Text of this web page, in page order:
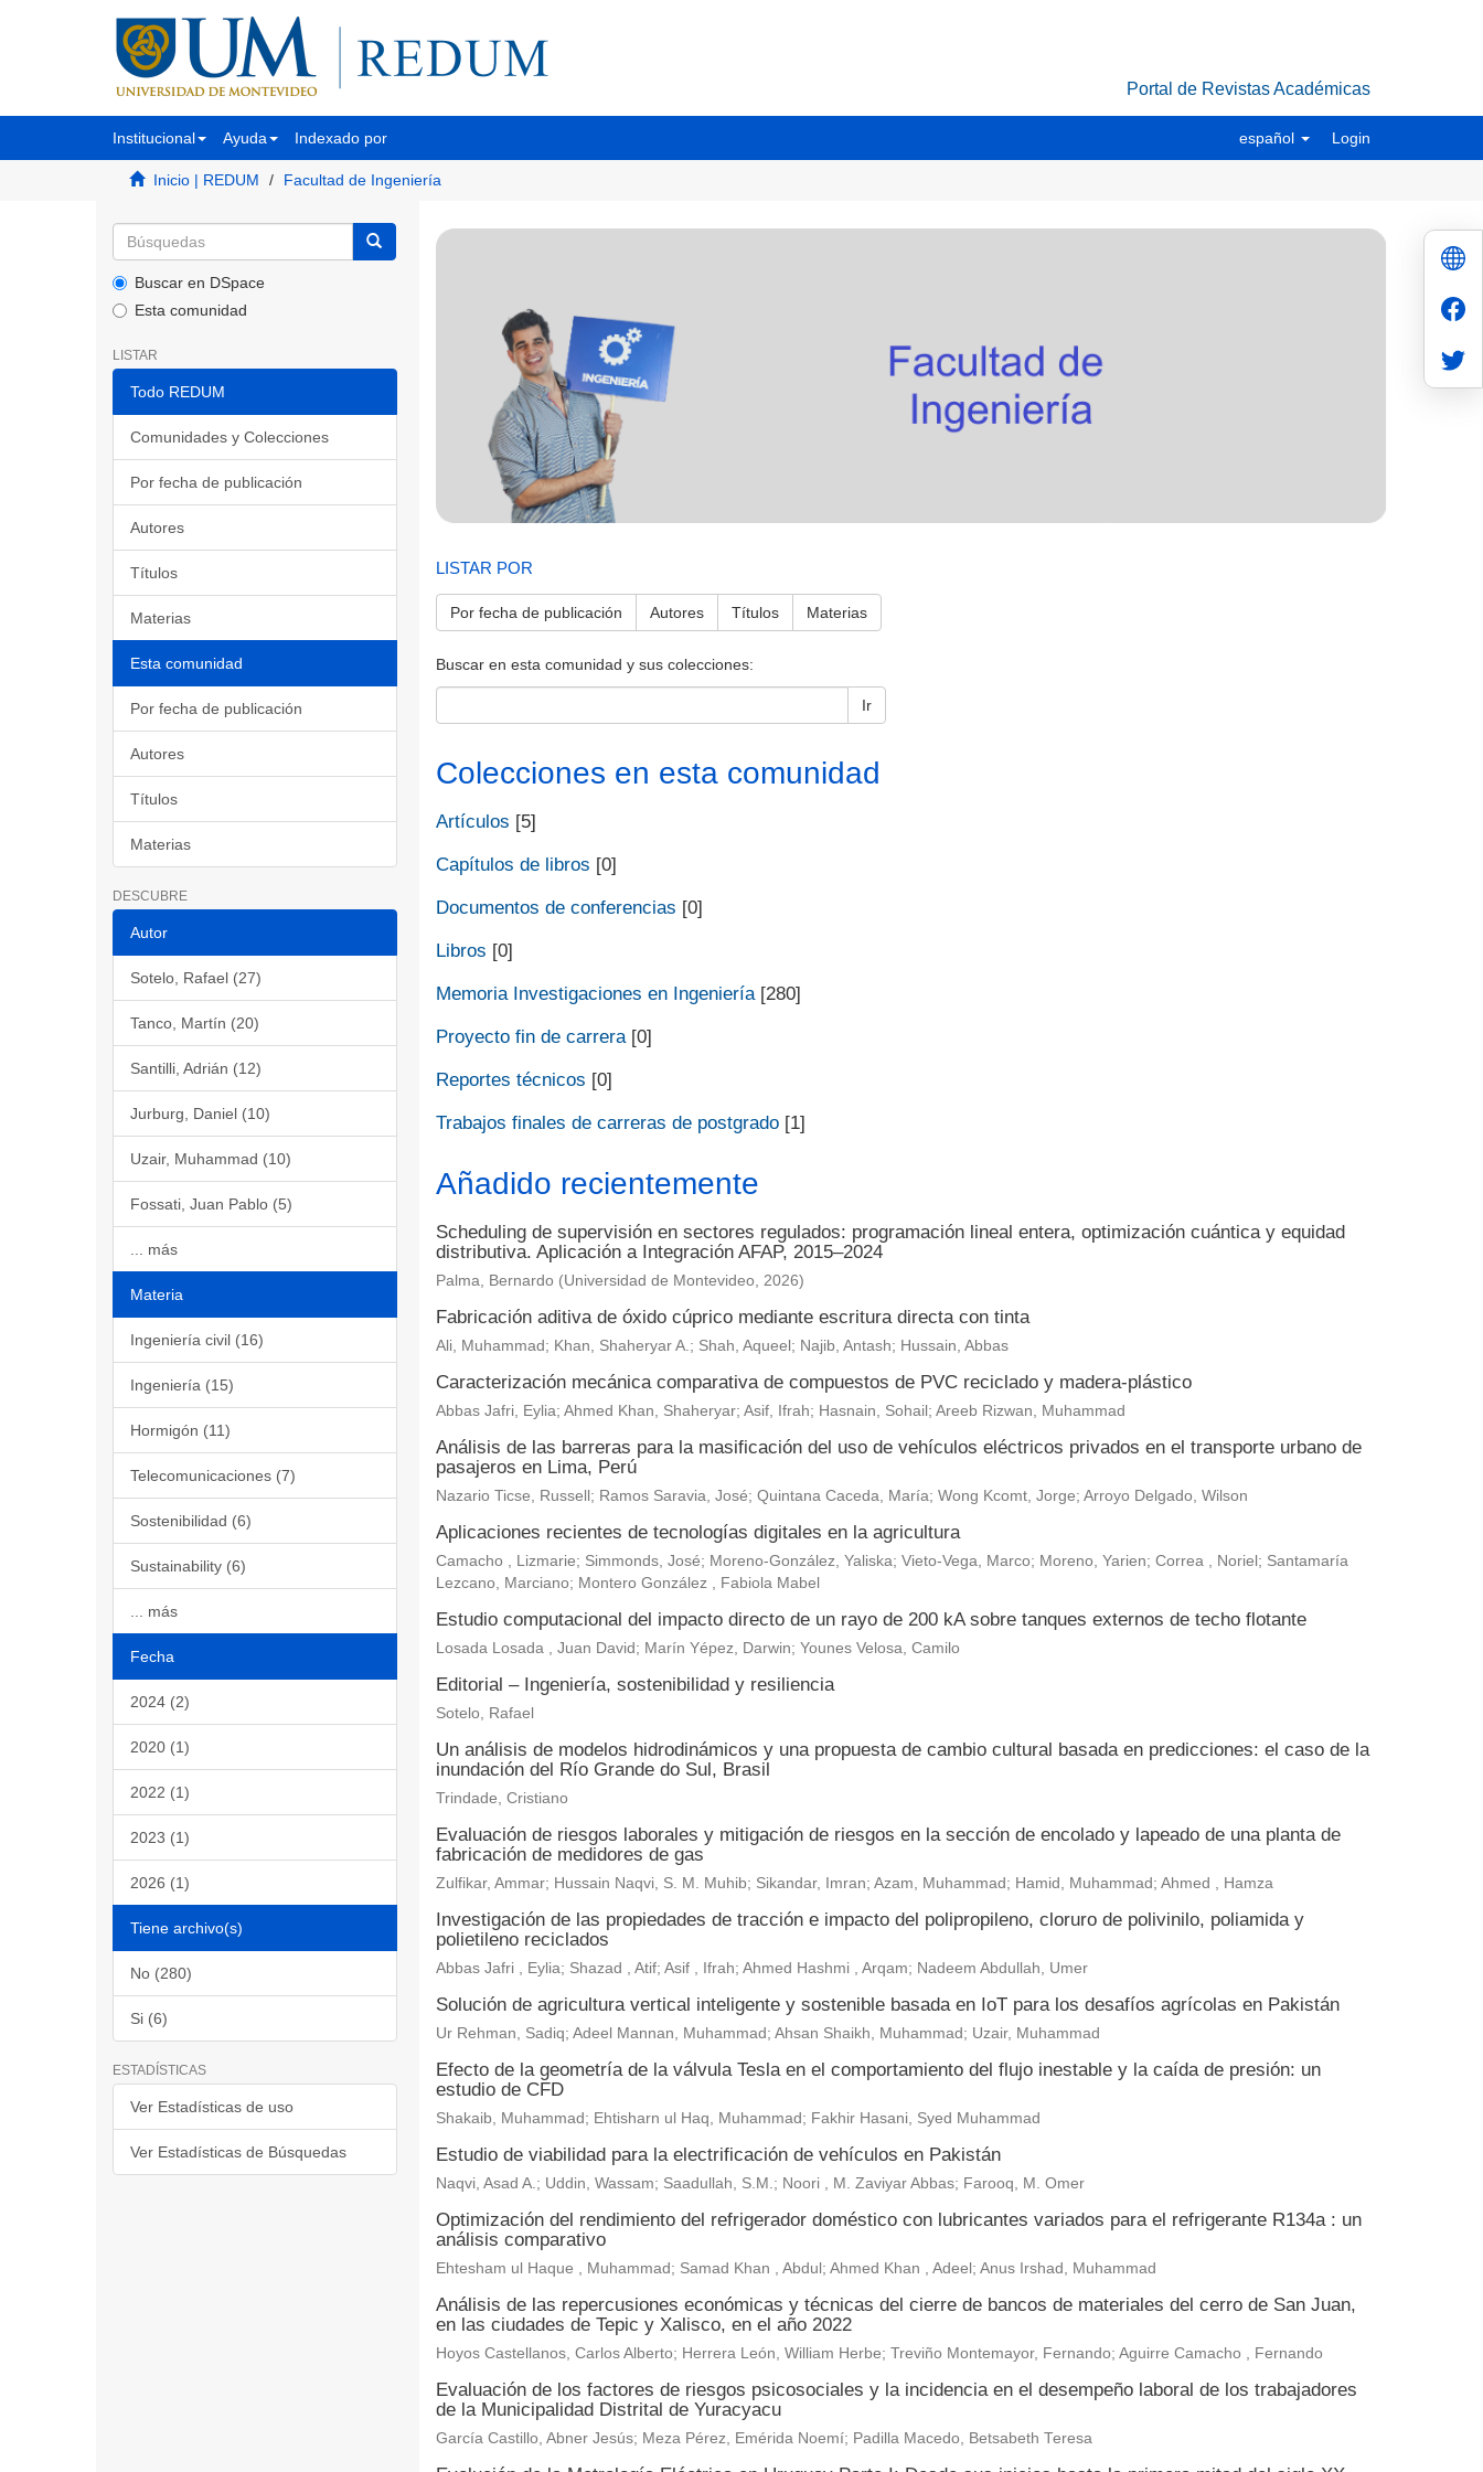
Portal de Revistas Académicas
Institucional Ayuda Indexado por español Login
Inicio | REDUM Facultad de Ingeniería
Buscar en DSpace
Esta comunidad
LISTAR
Todo REDUM
Comunidades y Colecciones
Por fecha de publicación
Autores
Títulos
Materias
Esta comunidad
Por fecha de publicación
Autores
Títulos
Materias
DESCUBRE
Autor
Sotelo, Rafael (27)
Tanco, Martín (20)
Santilli, Adrián (12)
Jurburg, Daniel (10)
Uzair, Muhammad (10)
Fossati, Juan Pablo (5)
... más
Materia
Ingeniería civil (16)
Ingeniería (15)
Hormigón (11)
Telecomunicaciones (7)
Sostenibilidad (6)
Sustainability (6)
... más
Fecha
2024 (2)
2020 (1)
2022 (1)
2023 (1)
2026 (1)
Tiene archivo(s)
No (280)
Si (6)
ESTADÍSTICAS
Ver Estadísticas de uso
Ver Estadísticas de Búsquedas
LISTAR POR
Por fecha de publicación Autores Títulos Materias
Buscar en esta comunidad y sus colecciones:
Ir
Colecciones en esta comunidad
Artículos [5]
Capítulos de libros [0]
Documentos de conferencias [0]
Libros [0]
Memoria Investigaciones en Ingeniería[280]
Proyecto fin de carrera[0]
Reportes técnicos [0]
Trabajos finales de carreras de postgrado[1]
Añadido recientemente
Scheduling de supervisión en sectores regulados: programación lineal entera, optimización cuántica y equidad
distributiva. Aplicación a Integración AFAP, 2015–2024
Palma, Bernardo (Universidad de Montevideo, 2026)
Fabricación aditiva de óxido cúprico mediante escritura directa con tinta
Ali, Muhammad; Khan, Shaheryar A.; Shah, Aqueel; Najib, Antash; Hussain, Abbas
Caracterización mecánica comparativa de compuestos de PVC reciclado y madera-plástico
Abbas Jafri, Eylia; Ahmed Khan, Shaheryar; Asif, Ifrah; Hasnain, Sohail; Areeb Rizwan, Muhammad
Análisis de las barreras para la masificación del uso de vehículos eléctricos privados en el transporte urbano de
pasajeros en Lima, Perú
Nazario Ticse, Russell; Ramos Saravia, José; Quintana Caceda, María; Wong Kcomt, Jorge; Arroyo Delgado, Wilson
Aplicaciones recientes de tecnologías digitales en la agricultura
Camacho , Lizmarie; Simmonds, José; Moreno-González, Yaliska; Vieto-Vega, Marco; Moreno, Yarien; Correa , Noriel; Santamaría
Lezcano, Marciano; Montero González , Fabiola Mabel
Estudio computacional del impacto directo de un rayo de 200 kA sobre tanques externos de techo flotante
Losada Losada , Juan David; Marín Yépez, Darwin; Younes Velosa, Camilo
Editorial – Ingeniería, sostenibilidad y resiliencia
Sotelo, Rafael
Un análisis de modelos hidrodinámicos y una propuesta de cambio cultural basada en predicciones: el caso de la
inundación del Río Grande do Sul, Brasil
Trindade, Cristiano
Evaluación de riesgos laborales y mitigación de riesgos en la sección de encolado y lapeado de una planta de
fabricación de medidores de gas
Zulfikar, Ammar; Hussain Naqvi, S. M. Muhib; Sikandar, Imran; Azam, Muhammad; Hamid, Muhammad; Ahmed , Hamza
Investigación de las propiedades de tracción e impacto del polipropileno, cloruro de polivinilo, poliamida y
polietileno reciclados
Abbas Jafri , Eylia; Shazad , Atif; Asif , Ifrah; Ahmed Hashmi , Arqam; Nadeem Abdullah, Umer
Solución de agricultura vertical inteligente y sostenible basada en IoT para los desafíos agrícolas en Pakistán
Ur Rehman, Sadiq; Adeel Mannan, Muhammad; Ahsan Shaikh, Muhammad; Uzair, Muhammad
Efecto de la geometría de la válvula Tesla en el comportamiento del flujo inestable y la caída de presión: un
estudio de CFD
Shakaib, Muhammad; Ehtisharn ul Haq, Muhammad; Fakhir Hasani, Syed Muhammad
Estudio de viabilidad para la electrificación de vehículos en Pakistán
Naqvi, Asad A.; Uddin, Wassam; Saadullah, S.M.; Noori , M. Zaviyar Abbas; Farooq, M. Omer
Optimización del rendimiento del refrigerador doméstico con lubricantes variados para el refrigerante R134a : un
análisis comparativo
Ehtesham ul Haque , Muhammad; Samad Khan , Abdul; Ahmed Khan , Adeel; Anus Irshad, Muhammad
Análisis de las repercusiones económicas y técnicas del cierre de bancos de materiales del cerro de San Juan,
en las ciudades de Tepic y Xalisco, en el año 2022
Hoyos Castellanos, Carlos Alberto; Herrera León, William Herbe; Treviño Montemayor, Fernando; Aguirre Camacho , Fernando
Evaluación de los factores de riesgos psicosociales y la incidencia en el desempeño laboral de los trabajadores
de la Municipalidad Distrital de Yuracyacu
García Castillo, Abner Jesús; Meza Pérez, Emérida Noemí; Padilla Macedo, Betsabeth Teresa